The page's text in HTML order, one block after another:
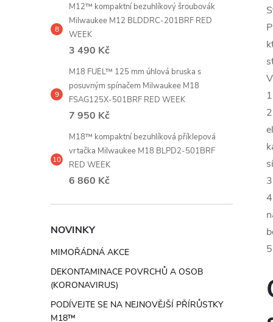
M12™ kompaktní bezuhlíkový šroubovák
Milwaukee M12 BLDDRC-201BRF RED
WEEK
3 490 Kč
M18 FUEL™ 125 mm úhlová bruska s
posuvným spínačem Milwaukee M18
FSAG125X-501BRF RED WEEK
7 950 Kč
M18™ kompaktní bezuhlíková příklepová
vrtačka Milwaukee M18 BLPD2-501BRF
RED WEEK
6 860 Kč
NOVINKY
MIMOŘÁDNÁ AKCE
DEKONTAMINACE POVRCHŮ A OSOB
(KORONAVIRUS)
PODÍVEJTE SE NA NEJNOVĚJŠÍ PŘÍRŮSTKY
M18™